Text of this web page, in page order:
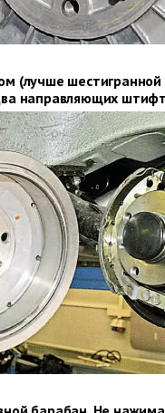
(лучше шес­ти­гранной
направляющих